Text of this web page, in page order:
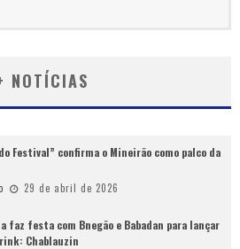
NOTÍCIAS
Festival” confirma o Mineirão como palco da
29 de abril de 2026
faz festa com Bnegão e Babadan para lançar
Chablauzin